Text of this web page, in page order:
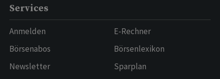
Services
Anmelden
Börsenabos
Newsletter
E-Rechner
Börsenlexikon
Sparplan